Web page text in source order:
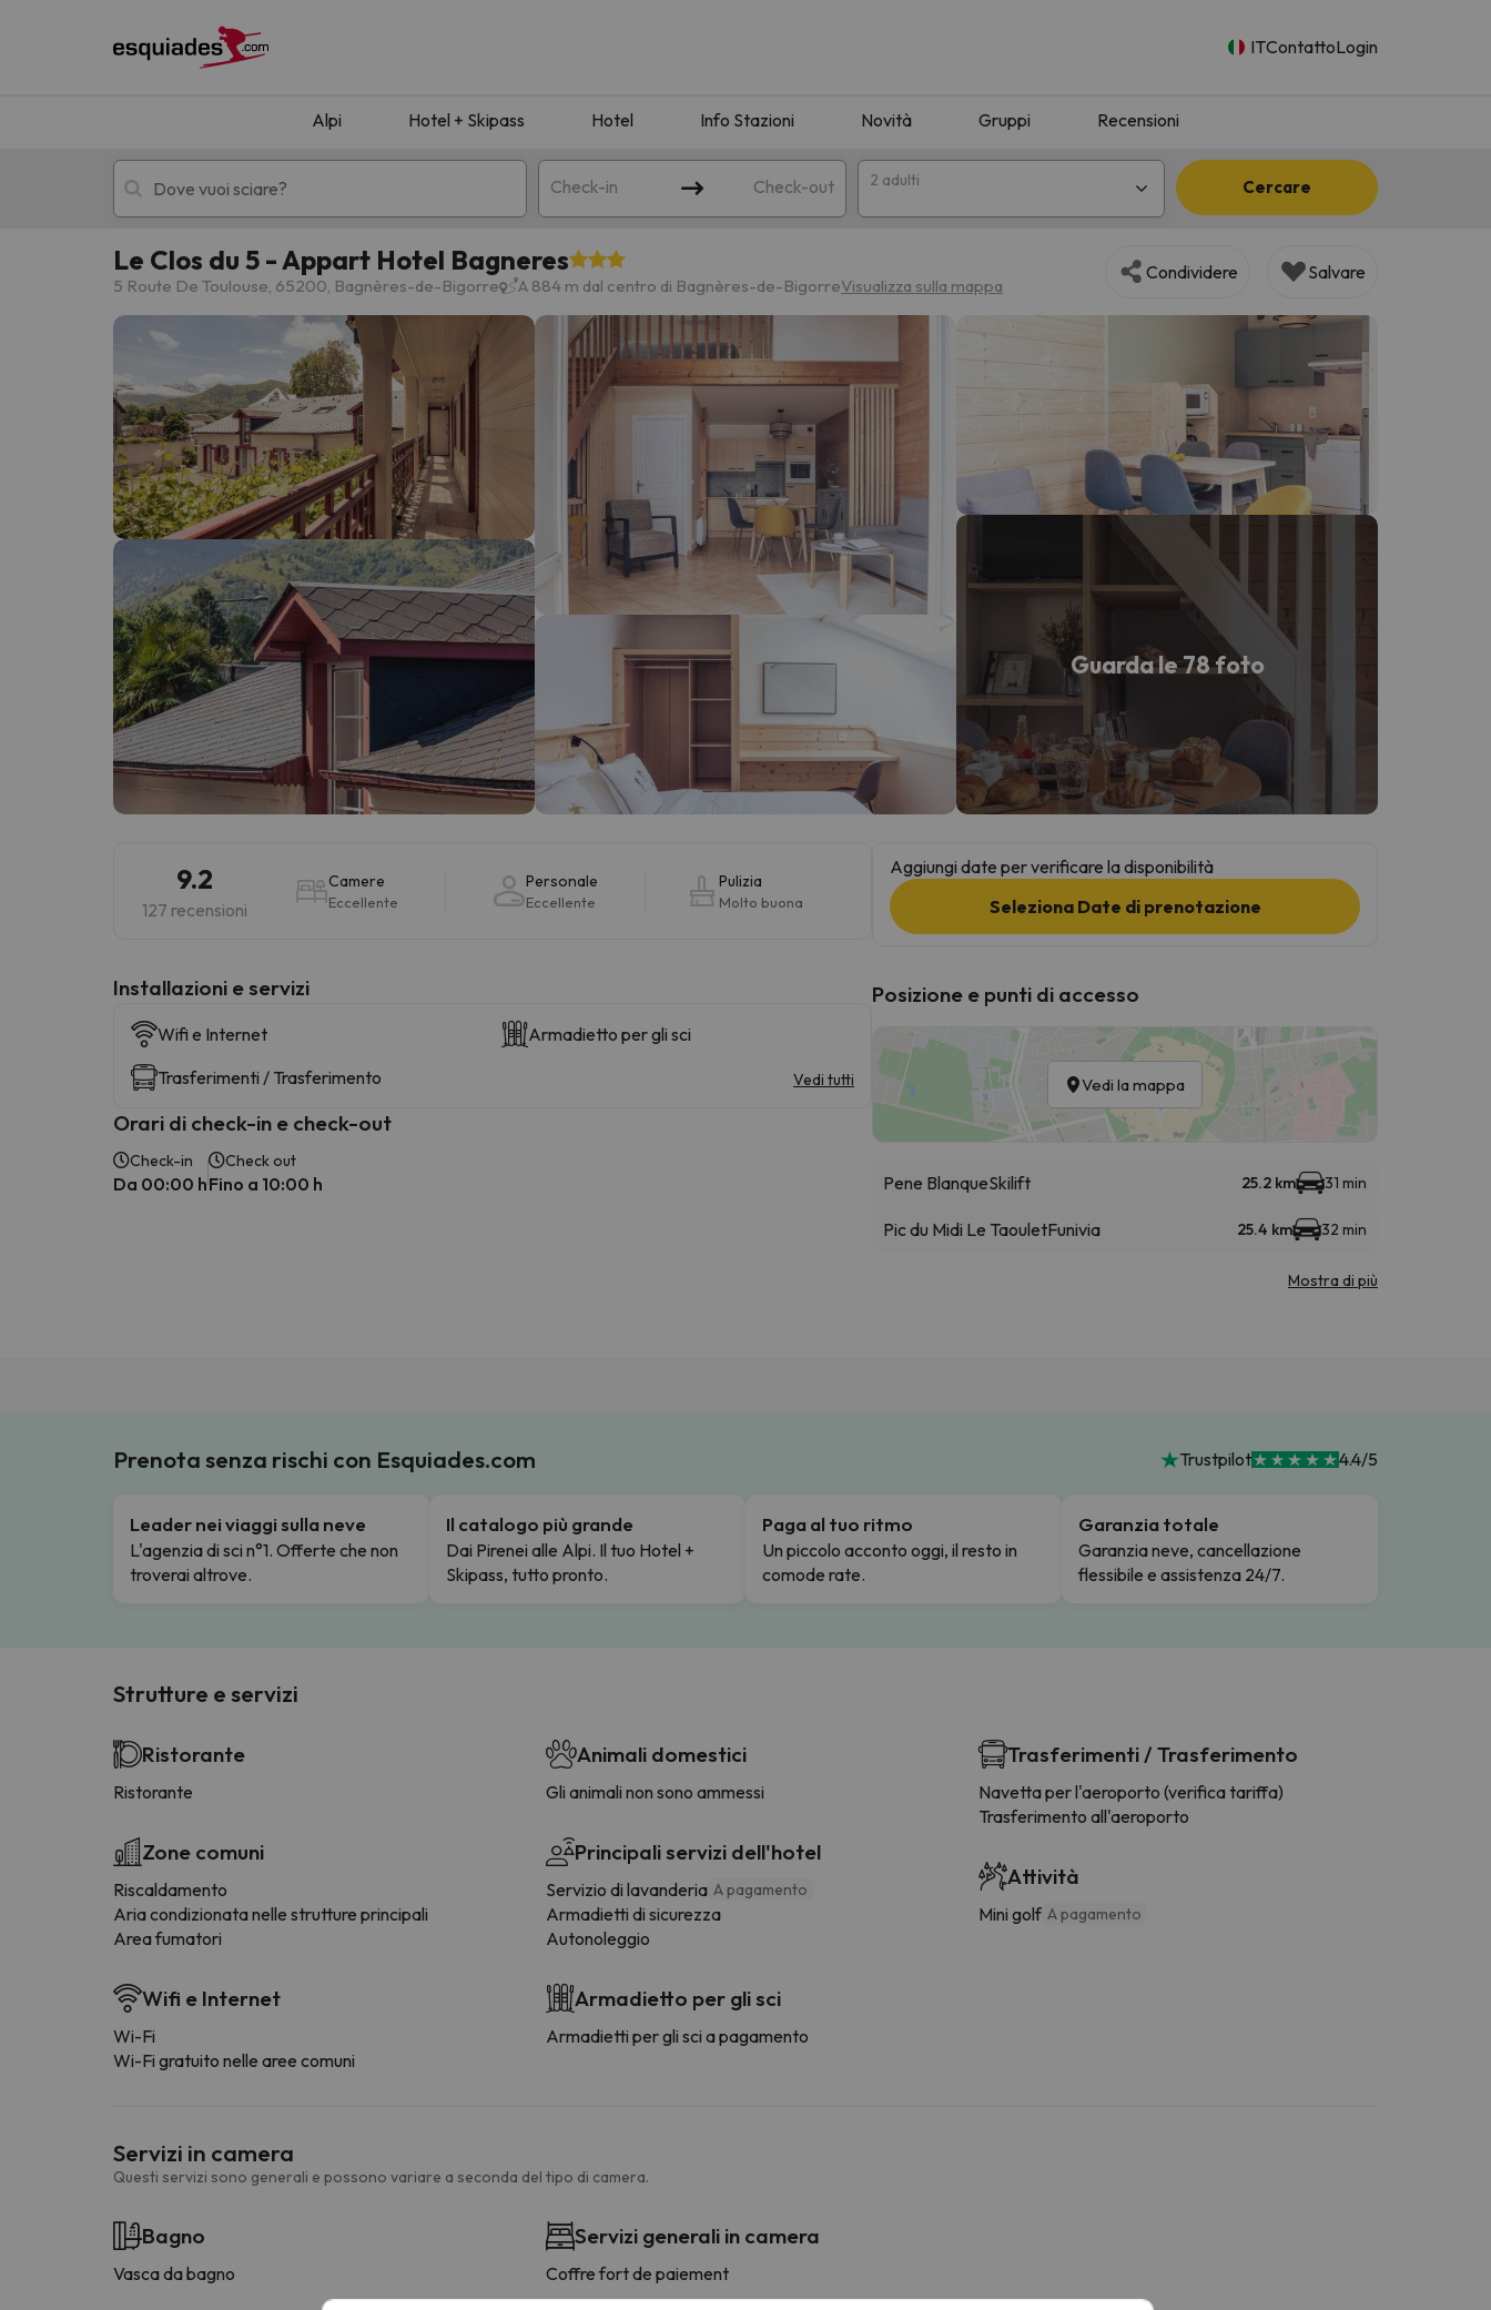
ITContattoLogin
Alpi Hotel + Skipass Hotel Info Stazioni Novità Gruppi Recensioni
Check-in Check-out 2 adulti Cercare
Hotel + skipass Hotel di montagna
Ops, non abbiamo trovato alcun risultato corrispondente alla sua ricerca. Provare a modificare la destinazione.
Sembra che il nostro ricercatore abbia perso la strada. Non appena troverà la bussola, tornerà.
Le Clos du 5 - Appart Hotel Bagneres
5 Route De Toulouse, 65200, Bagnères-de-Bigorre A 884 m dal centro di Bagnères-de-BigorreVisualizza sulla mappa
Condividere Salvare
Guarda le 78 foto
9.2
127 recensioni
Camere
Eccellente
Personale
Eccellente
Pulizia
Molto buona
Installazioni e servizi
Wifi e Internet
Armadietto per gli sci
Trasferimenti / Trasferimento
Vedi tutti
Orari di check-in e check-out
Check-in
Da 00:00 h
Check out
Fino a 10:00 h
Aggiungi date per verificare la disponibilità
Seleziona Date di prenotazione
Posizione e punti di accesso
Vedi la mappa
Pene BlanqueSkilift 25.2 km 31 min
Pic du Midi Le TaouletFunivia 25.4 km 32 min
Mostra di più
Prenota senza rischi con Esquiades.com Trustpilot 4.4/5
Leader nei viaggi sulla neve
L'agenzia di sci n°1. Offerte che non
troverai altrove.
Il catalogo più grande
Dai Pirenei alle Alpi. Il tuo Hotel +
Skipass, tutto pronto.
Paga al tuo ritmo
Un piccolo acconto oggi, il resto in
comode rate.
Garanzia totale
Garanzia neve, cancellazione
flessibile e assistenza 24/7.
Strutture e servizi
Ristorante
Ristorante
Zone comuni
Riscaldamento
Aria condizionata nelle strutture principali
Area fumatori
Wifi e Internet
Wi-Fi
Wi-Fi gratuito nelle aree comuni
Animali domestici
Gli animali non sono ammessi
Principali servizi dell'hotel
Servizio di lavanderia A pagamento
Armadietti di sicurezza
Autonoleggio
Armadietto per gli sci
Armadietti per gli sci a pagamento
Trasferimenti / Trasferimento
Navetta per l'aeroporto (verifica tariffa)
Trasferimento all'aeroporto
Attività
Mini golf A pagamento
Servizi in camera
Questi servizi sono generali e possono variare a seconda del tipo di camera.
Bagno
Vasca da bagno
Servizi generali in camera
Coffre fort de paiement